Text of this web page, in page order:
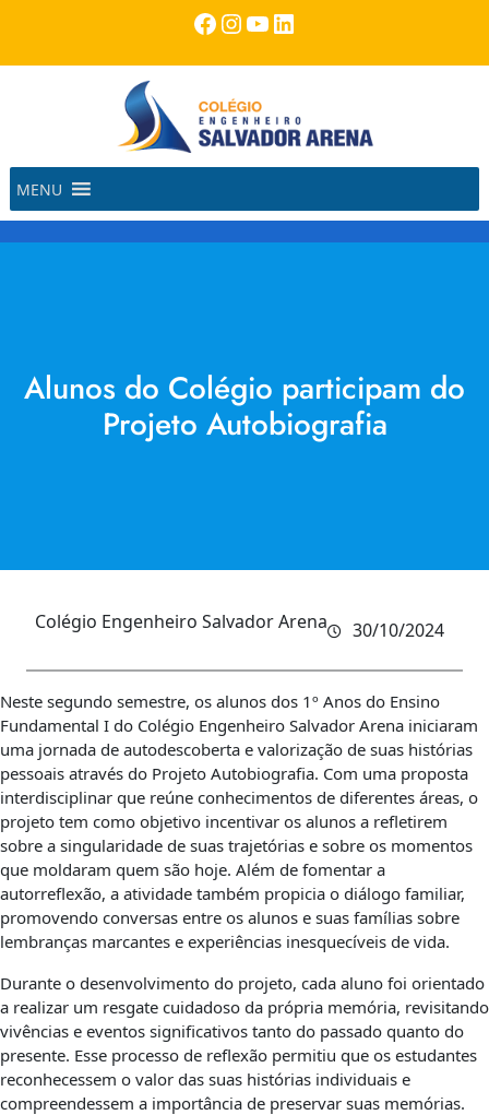
o
Facebook
Instagram
Youtube
LinkedIn
MENU
Alunos do Colégio participam do
Projeto Autobiografia
Colégio Engenheiro Salvador Arena 30/10/2024
Neste segundo semestre, os alunos dos 1º Anos do Ensino
Fundamental I do Colégio Engenheiro Salvador Arena iniciaram
uma jornada de autodescoberta e valorização de suas histórias
pessoais através do Projeto Autobiografia. Com uma proposta
interdisciplinar que reúne conhecimentos de diferentes áreas, o
projeto tem como objetivo incentivar os alunos a refletirem
sobre a singularidade de suas trajetórias e sobre os momentos
que moldaram quem são hoje. Além de fomentar a
autorreflexão, a atividade também propicia o diálogo familiar,
promovendo conversas entre os alunos e suas famílias sobre
lembranças marcantes e experiências inesquecíveis de vida.
Durante o desenvolvimento do projeto, cada aluno foi orientado
a realizar um resgate cuidadoso da própria memória, revisitando
vivências e eventos significativos tanto do passado quanto do
presente. Esse processo de reflexão permitiu que os estudantes
reconhecessem o valor das suas histórias individuais e
compreendessem a importância de preservar suas memórias.